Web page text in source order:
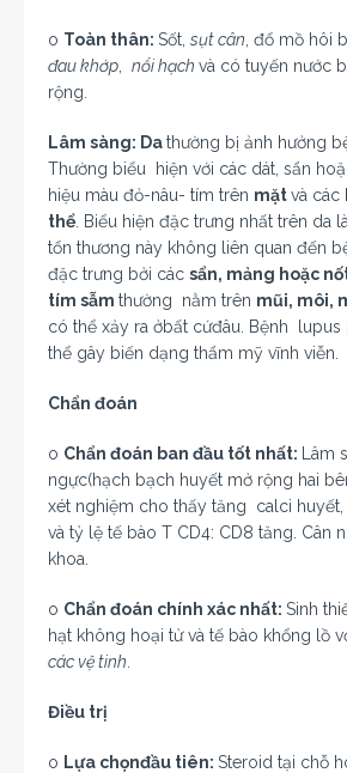
o Toàn thân: Sốt, sụt cân , đổ mồ hôi
đau khớp
nổi hạch và có tuyến nước
rộng.
Lâm sàng: Dathường bị ảnh hưởng
Thường biểu hiện với các dát, sẩn
hiệu màu đỏ-nâu- tím trên mặtvà các
thể . Biểu hiện đặc trưng nhất trên da
tổn thương này không liên quan đến
đặc trưng bởi các sẩn, mảng hoặc
tím sẫm thường nằm trên mũi, môi,
có thể xảy ra ởbất cứđâu. Bệnh
thể gây biến dạng thẩm mỹ vĩnh viễn.
Chẩn đoán
o Chẩn đoán ban đầu tốt nhất:
Lâm
ngực(hạch bạch huyết mở rộng hai
xét nghiệm cho thấy tăng calci huyết,
và tỷ lệ tế bào T CD4: CD8 tăng. Cân
khoa.
o Chẩn đoán chính xác nhất: Sinh
hạt không hoại tử và tế bào khổng lồ
các vệ tinh
Điều trị
o Lựa chọnđầu tiên: Steroid tại chỗ